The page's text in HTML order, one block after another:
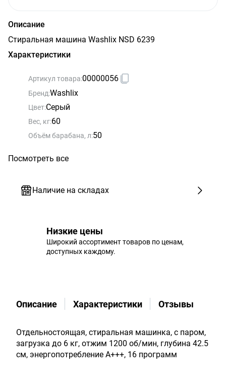
Описание
Стиральная машина Washlix NSD 6239
Характеристики
Артикул товара:00000056
Бренд:Washlix
Цвет:Серый
Вес, кг:60
Объём барабана, л:50
Посмотреть все
Наличие на складах
Низкие цены
Широкий ассортимент товаров по ценам,
доступных каждому.
Описание Характеристики Отзывы
Отдельностоящая, стиральная машинка, с паром,
загрузка до 6 кг, отжим 1200 об/мин, глубина 42.5
см, энергопотребление A+++, 16 программ